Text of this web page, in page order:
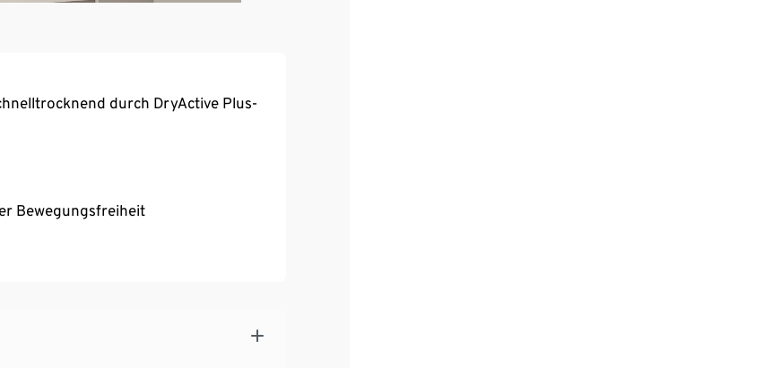
durch DryActive Plus-
Bewegungsfreiheit
oder Yoga